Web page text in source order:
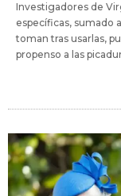
Investigadores de
específicas, sumado
toman tras usarlas,
propenso a las